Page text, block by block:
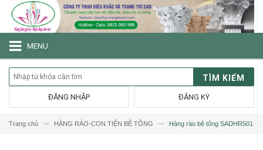
MENU
TÌM KIẾM
ĐĂNG KÝ
ĐĂNG NHẬP
Trang chủ HÀNG RÀO-CON TIỆN BÊ TÔNG Hàng rào bê tông SADHR501